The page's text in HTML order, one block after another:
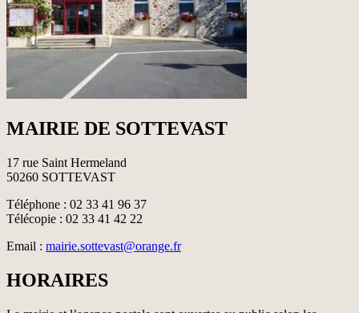
MAIRIE DE SOTTEVAST
17 rue Saint Hermeland
50260 SOTTEVAST
Téléphone : 02 33 41 96 37
Télécopie : 02 33 41 42 22
Email : mairie.sottevast@orange.fr
HORAIRES